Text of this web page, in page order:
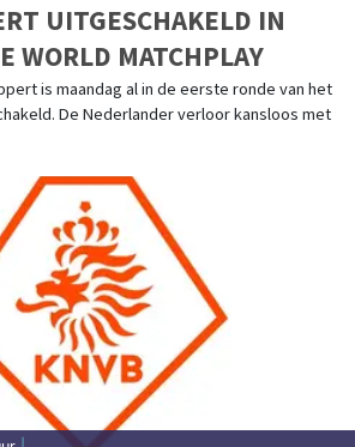
UITGESCHAKELD IN
WORLD MATCHPLAY
is maandag al in de eerste ronde van het
De Nederlander verloor kansloos met